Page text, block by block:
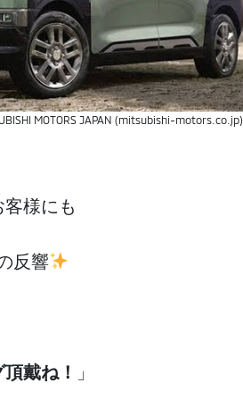
MOTORS JAPAN (mitsubishi-motors.co.jp)
様にも
反響
戴ね！ 」